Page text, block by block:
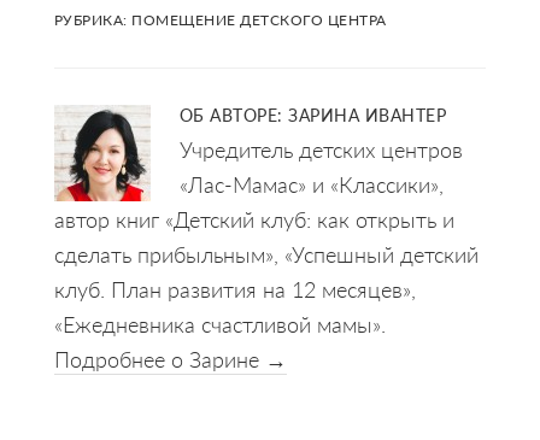
РУБРИКА: ПОМЕЩЕНИЕ ДЕТСКОГО ЦЕНТРА
ОБ АВТОРЕ:ЗАРИНА ИВАНТЕР
Учредитель детских центров
«Лас-Мамас» и «Классики»,
автор книг «Детский клуб: как открыть и
сделать прибыльным», «Успешный детский
клуб. План развития на 12 месяцев»,
«Ежедневника счастливой мамы».
Подробнее о Зарине →